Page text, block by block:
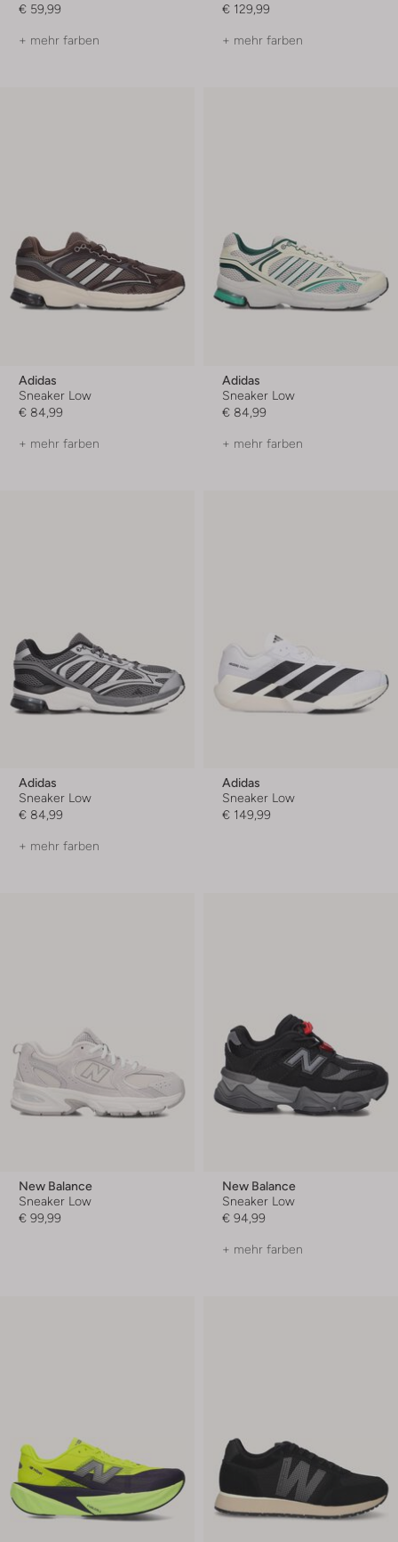
€ 59,99
+ mehr farben
€ 129,99
+ mehr farben
Adidas
Sneaker Low
€ 84,99
+ mehr farben
Adidas
Sneaker Low
€ 84,99
+ mehr farben
Adidas
Sneaker Low
€ 84,99
+ mehr farben
Adidas
Sneaker Low
€ 149,99
New Balance
Sneaker Low
€ 99,99
New Balance
Sneaker Low
€ 94,99
+ mehr farben